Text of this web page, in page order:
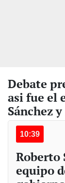
Debate
asi fue el
Sánchez
10:39
Roberto
equipo